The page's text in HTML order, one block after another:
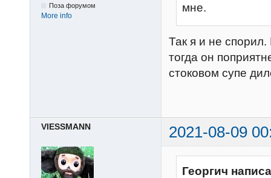
Поза форумом
More info
мне.
Так я и не
тогда он
стоковом супе
VIESSMANN 2021-08-09
Георгич